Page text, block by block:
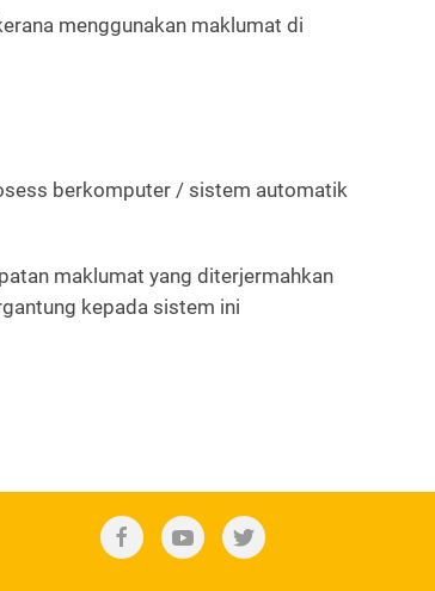
menggunakan maklumat di
berkomputer / sistem automatik
maklumat yang diterjermahkan
kepada sistem ini